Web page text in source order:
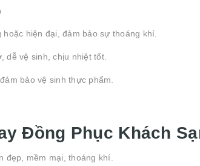
hiện đại, đảm bảo sự thoáng khí.
dễ vệ sinh, chịu nhiệt tốt.
bảo vệ sinh thực phẩm.
Đồng Phục Khách
đẹp, mềm mại, thoáng khí.